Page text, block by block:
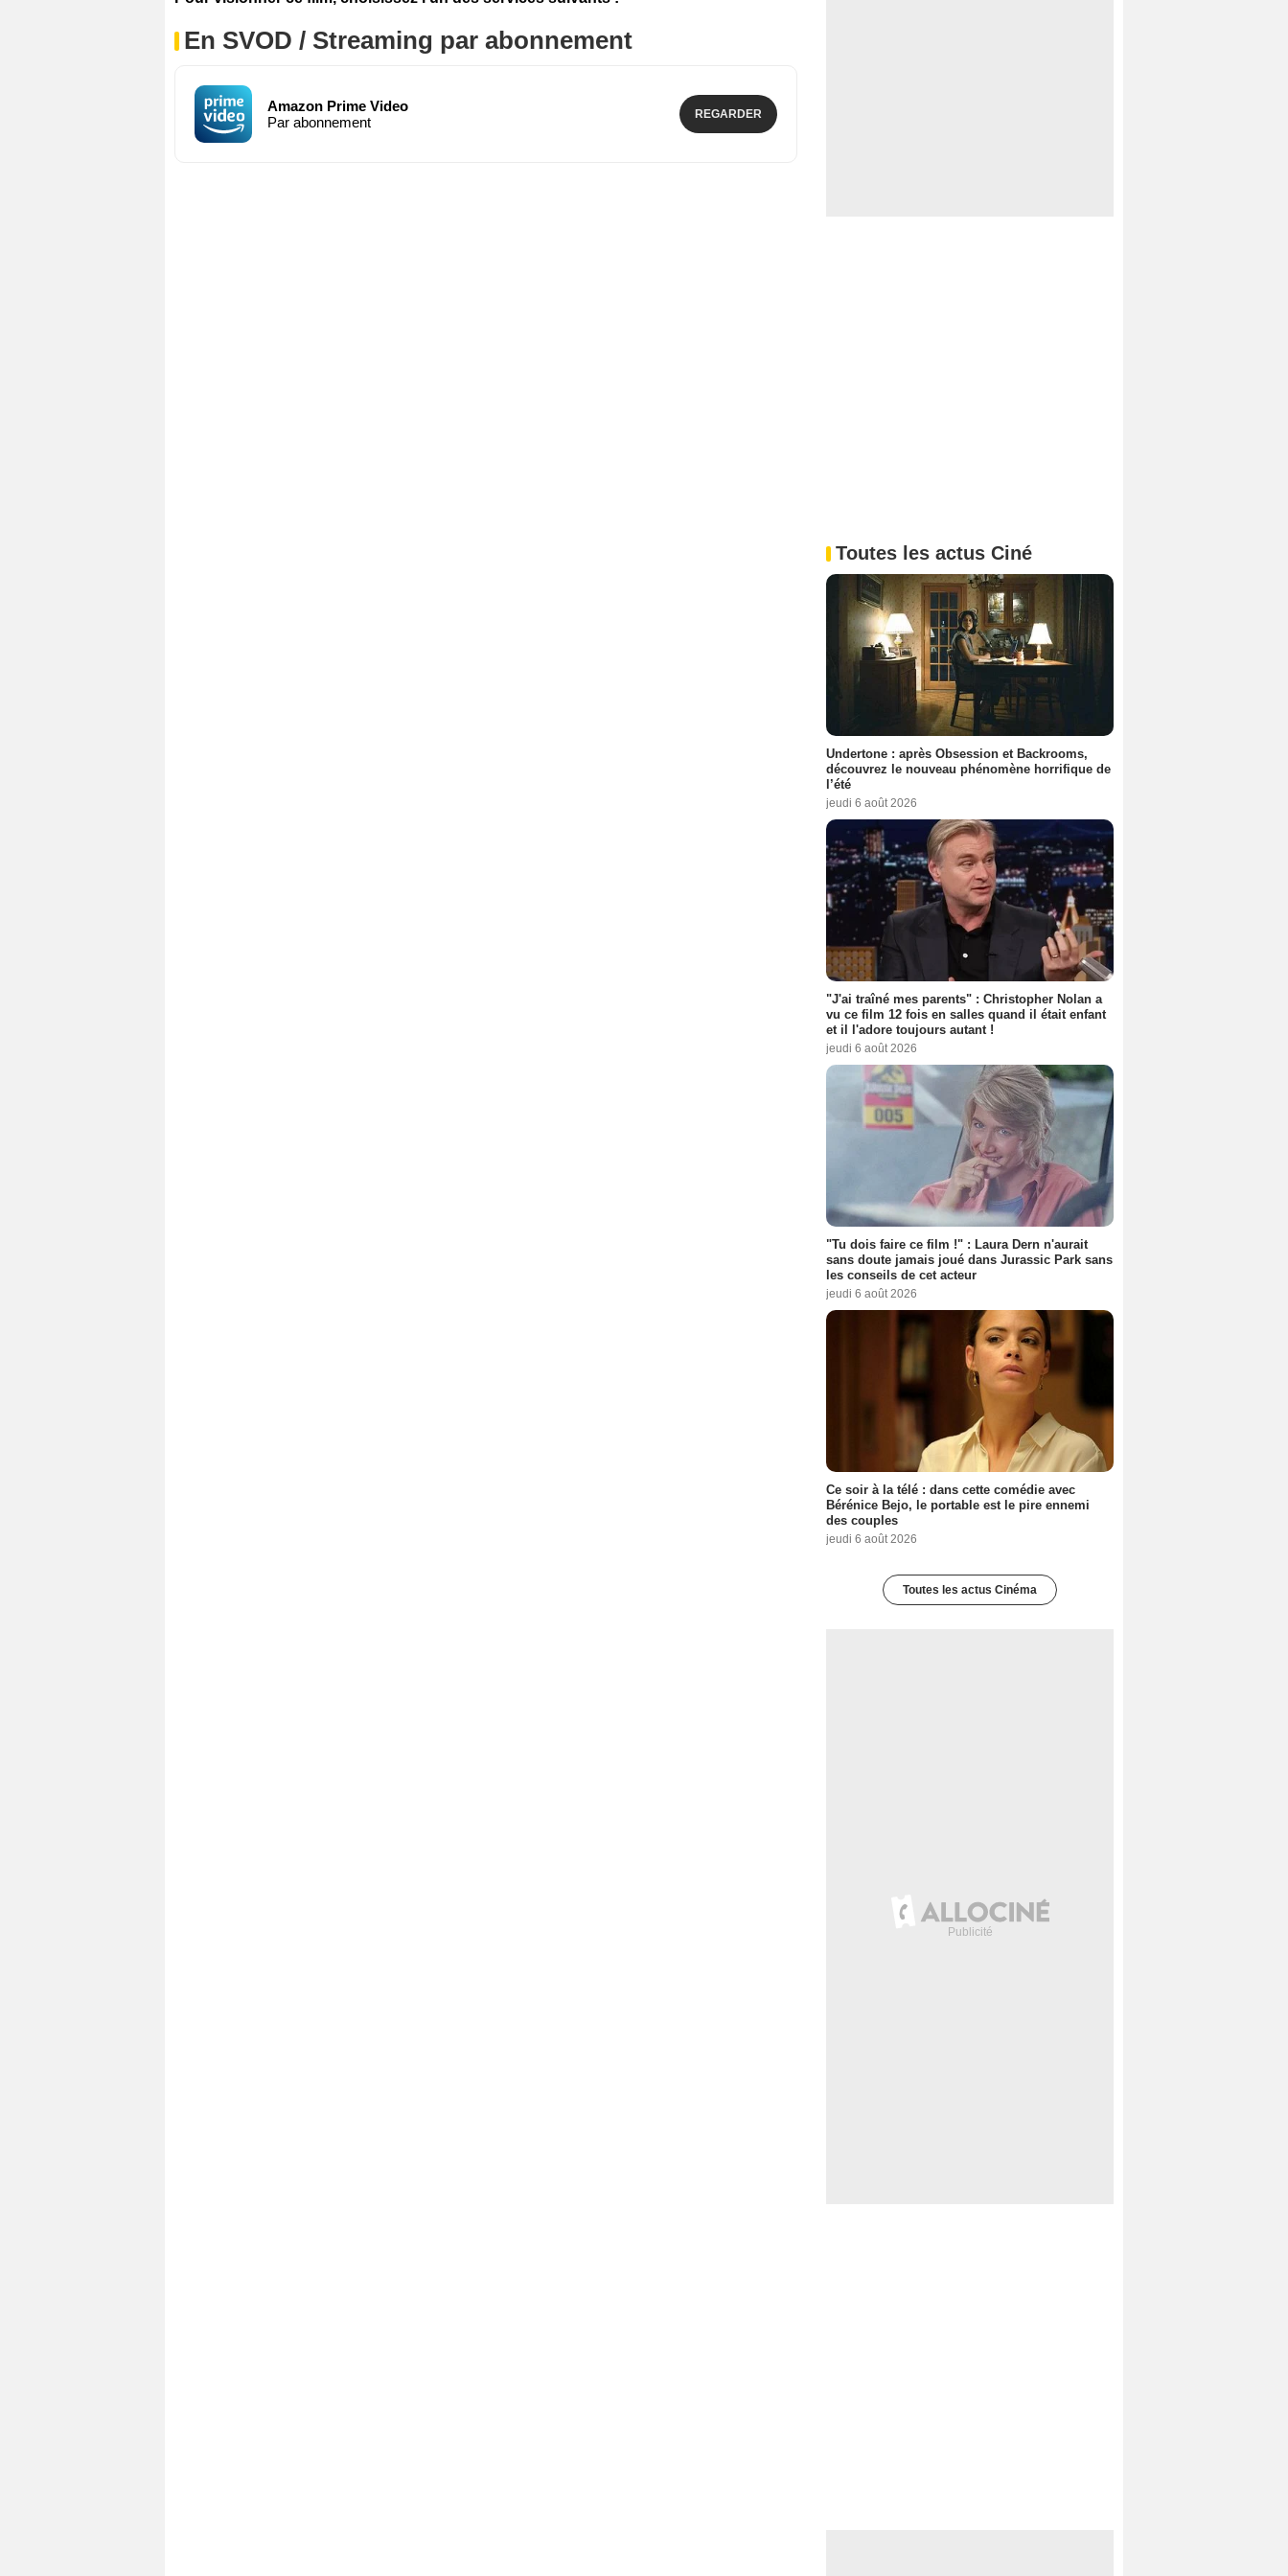
En SVOD / Streaming par abonnement
Amazon Prime Video
Par abonnement
REGARDER
Toutes les actus Ciné
Undertone : après Obsession et Backrooms,
découvrez le nouveau phénomène horrifique de
l’été
jeudi 6 août 2026
"J'ai traîné mes parents" : Christopher Nolan a
vu ce film 12 fois en salles quand il était enfant
et il l'adore toujours autant !
jeudi 6 août 2026
"Tu dois faire ce film !" : Laura Dern n'aurait
sans doute jamais joué dans Jurassic Park sans
les conseils de cet acteur
jeudi 6 août 2026
Ce soir à la télé : dans cette comédie avec
Bérénice Bejo, le portable est le pire ennemi
des couples
jeudi 6 août 2026
Toutes les actus Cinéma